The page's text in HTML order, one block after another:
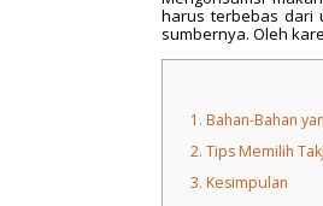
harus terbebas dari
sumbernya. Oleh
1. Bahan-Bahan
2. Tips Memilih
3. Kesimpulan